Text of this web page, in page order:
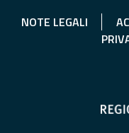
NOTE LEGALI